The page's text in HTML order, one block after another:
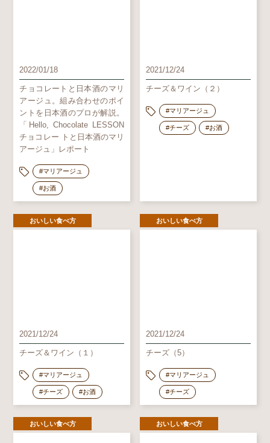
2022/01/18
チョコレートと日本酒のマリ
アージュ。組み合わせのポイ
ントを日本酒のプロが解説。
「Hello, Chocolate LESSON
チョコレー トと日本酒のマリ
アージュ」レポート
#マリアージュ
#お酒
2021/12/24
チーズ＆ワイン（２）
#マリアージュ
#チーズ #お酒
おいしい食べ方
2021/12/24
チーズ＆ワイン（１）
#マリアージュ
#チーズ #お酒
おいしい食べ方
2021/12/24
チーズ（5）
#マリアージュ
#チーズ
おいしい食べ方 おいしい食べ方